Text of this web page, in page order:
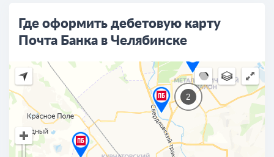
Где оформить дебетовую карту
Почта Банка в Челябинске
2